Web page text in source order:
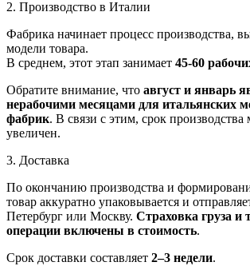
2. Производство в Италии
Фабрика начинает процесс производства,
модели товара.
В среднем, этот этап занимает 45-60
Обратите внимание, что август и январь
нерабочими месяцами для итальянских
фабрик. В связи с этим, срок
увеличен.
3. Доставка
По окончанию производства и
товар аккуратно упаковывается и
Петербург или Москву. Страховка груза и
операции включены в стоимость.
Срок доставки составляет 2–3 недели.